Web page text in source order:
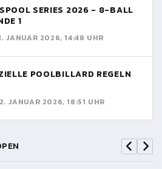
SERIES 2026 - 8-BALL
1
JANUAR 2026, 14:48 UHR
POOLBILLARD REGELN
JANUAR 2026, 18:51 UHR